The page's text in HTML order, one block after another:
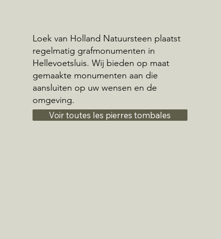
Loek van Holland Natuursteen plaatst
regelmatig grafmonumenten in
Hellevoetsluis. Wij bieden op maat
gemaakte monumenten aan die
aansluiten op uw wensen en de
omgeving.
Voir toutes les pierres tombales